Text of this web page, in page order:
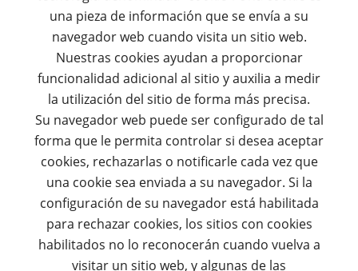
una pieza de información que se envía a su
navegador web cuando visita un sitio web.
Nuestras cookies ayudan a proporcionar
funcionalidad adicional al sitio y auxilia a medir
la utilización del sitio de forma más precisa.
Su navegador web puede ser configurado de tal
forma que le permita controlar si desea aceptar
cookies, rechazarlas o notificarle cada vez que
una cookie sea enviada a su navegador. Si la
configuración de su navegador está habilitada
para rechazar cookies, los sitios con cookies
habilitados no lo reconocerán cuando vuelva a
visitar un sitio web, y algunas de las